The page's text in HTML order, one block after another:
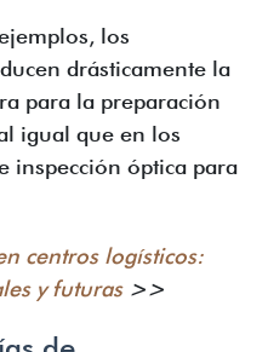
los
drásticamente la
para la preparación
igual que en los
inspección óptica para
centros logísticos:
y futuras>>